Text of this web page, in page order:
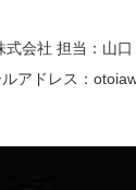
式会社 担当：山口
アドレス：